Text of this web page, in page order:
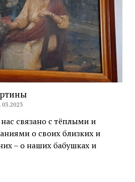
связано с тёплыми и
о своих близких и
– о наших бабушках и